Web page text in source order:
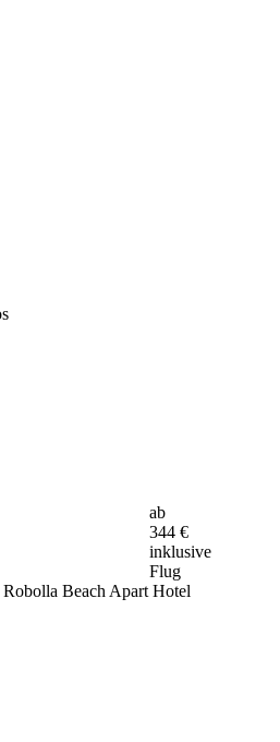
ab
344 €
inklusive
Flug
Robolla Beach Apart Hotel